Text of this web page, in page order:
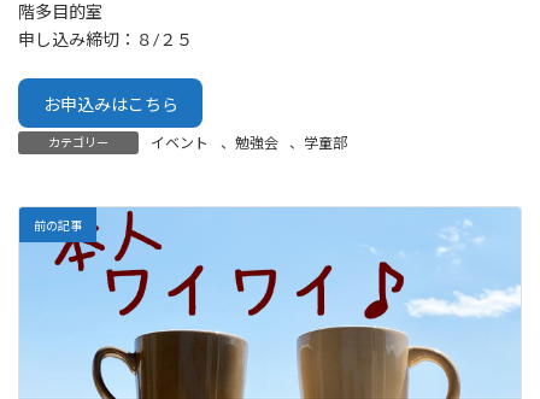
階多目的室
申し込み締切：８/２５
お申込みはこちら
カテゴリー イベント 、 勉強会 、 学童部
前の記事